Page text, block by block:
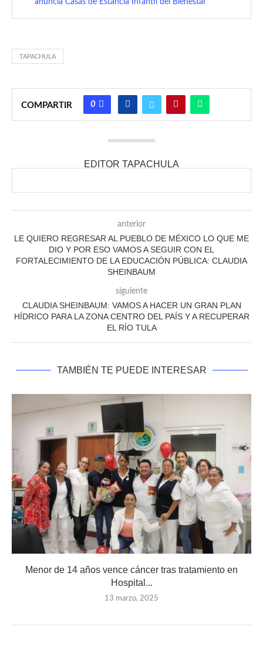
anuncia Casas de Estancia Infantil del Bienestar
TAPACHULA
COMPARTIR 0
EDITOR TAPACHULA
anterior
LE QUIERO REGRESAR AL PUEBLO DE MÉXICO LO QUE ME
DIO Y POR ESO VAMOS A SEGUIR CON EL
FORTALECIMIENTO DE LA EDUCACIÓN PÚBLICA: CLAUDIA
SHEINBAUM
siguiente
CLAUDIA SHEINBAUM: VAMOS A HACER UN GRAN PLAN
HÍDRICO PARA LA ZONA CENTRO DEL PAÍS Y A RECUPERAR
EL RÍO TULA
TAMBIÉN TE PUEDE INTERESAR
Menor de 14 años vence cáncer tras tratamiento en
Hospital...
13 marzo, 2025